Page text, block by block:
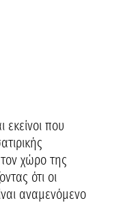
που
χώρο της
ότι οι
αναμενόμενο